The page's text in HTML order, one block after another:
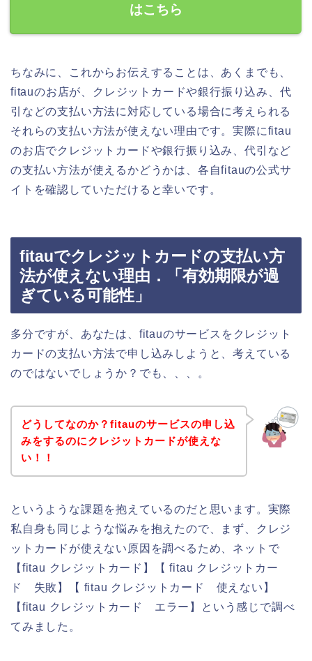
はこちら
ちなみに、これからお伝えすることは、あくまでも、
fitauのお店が、クレジットカードや銀行振り込み、代
引などの支払い方法に対応している場合に考えられる
それらの支払い方法が使えない理由です。実際にfitau
のお店でクレジットカードや銀行振り込み、代引など
の支払い方法が使えるかどうかは、各自fitauの公式サ
イトを確認していただけると幸いです。
fitauでクレジットカードの支払い方
法が使えない理由．「有効期限が過
ぎている可能性」
多分ですが、あなたは、fitauのサービスをクレジット
カードの支払い方法で申し込みしようと、考えている
のではないでしょうか？でも、、、。
どうしてなのか？fitauのサービスの申し込
みをするのにクレジットカードが使えな
い！！
というような課題を抱えているのだと思います。実際
私自身も同じような悩みを抱えたので、まず、クレジ
ットカードが使えない原因を調べるため、ネットで
【fitau クレジットカード】【 fitau クレジットカー
ド 失敗】【 fitau クレジットカード 使えない】
【fitau クレジットカード エラー】という感じで調べ
てみました。